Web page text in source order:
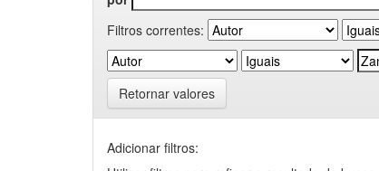
Filtros correntes:
Retornar valores
Adicionar filtros: